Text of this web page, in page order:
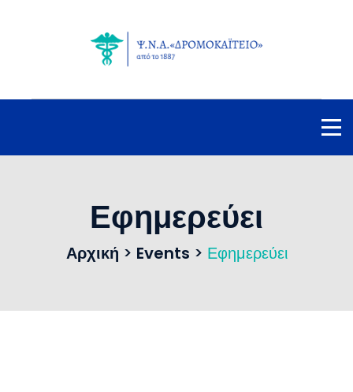
Εφημερεύει
Αρχική > Events > Εφημερεύει